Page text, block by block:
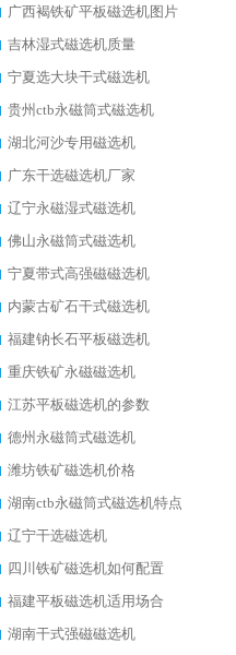
广西褐铁矿平板磁选机图片
吉林湿式磁选机质量
宁夏选大块干式磁选机
贵州ctb永磁筒式磁选机
湖北河沙专用磁选机
广东干选磁选机厂家
辽宁永磁湿式磁选机
佛山永磁筒式磁选机
宁夏带式高强磁磁选机
内蒙古矿石干式磁选机
福建钠长石平板磁选机
重庆铁矿永磁磁选机
江苏平板磁选机的参数
德州永磁筒式磁选机
潍坊铁矿磁选机价格
湖南ctb永磁筒式磁选机特点
辽宁干选磁选机
四川铁矿磁选机如何配置
福建平板磁选机适用场合
湖南干式强磁磁选机